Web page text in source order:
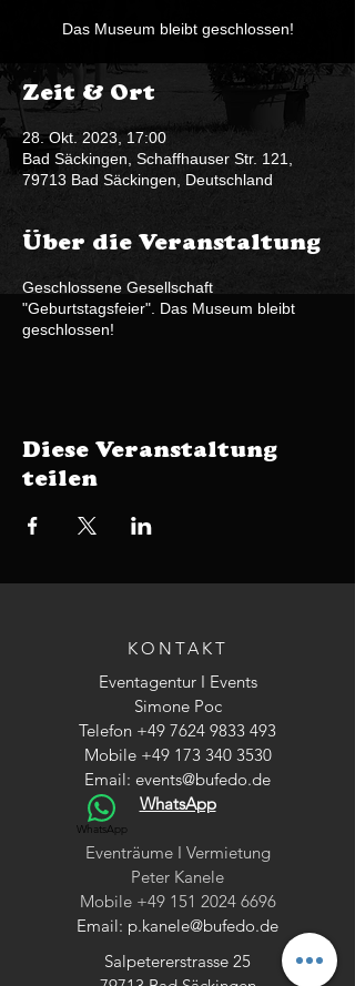
Das Museum bleibt geschlossen!
Zeit & Ort
28. Okt. 2023, 17:00
Bad Säckingen, Schaffhauser Str. 121,
79713 Bad Säckingen, Deutschland
Über die Veranstaltung
Geschlossene Gesellschaft
"Geburtstagsfeier". Das Museum bleibt
geschlossen!
Diese Veranstaltung
teilen
KONTAKT
Eventagentur I Events
Simone Poc
Telefon +49 7624 9833 493
Mobile +49 173 340 3530
Email: events@bufedo.de
WhatsApp
Eventräume I Vermietung
Peter Kanele
Mobile +49 151 2024 6696
Email: p.kanele@bufedo.de
WhatsApp
Salpetererstrasse 25